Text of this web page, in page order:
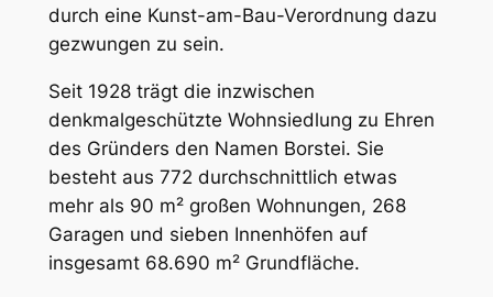
durch eine Kunst-am-Bau-Verordnung dazu
gezwungen zu sein.
Seit 1928 trägt die inzwischen
denkmalgeschützte Wohnsiedlung zu Ehren
des Gründers den Namen Borstei. Sie
besteht aus 772 durchschnittlich etwas
mehr als 90 m² großen Wohnungen, 268
Garagen und sieben Innenhöfen auf
insgesamt 68.690 m² Grundfläche.